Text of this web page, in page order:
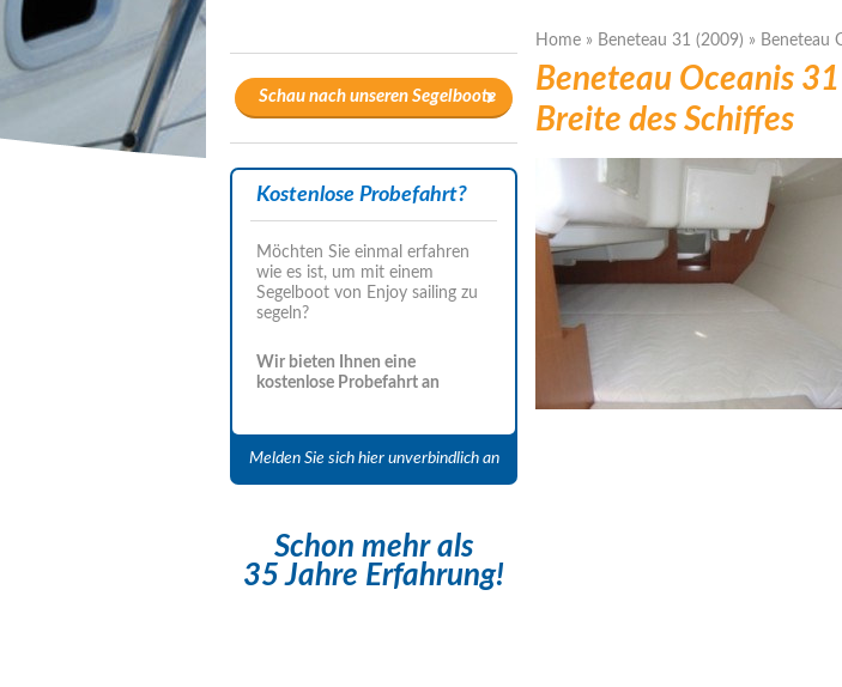
Home » Beneteau 31 (2009) » Beneteau
Beneteau Oceanis
Breite des Schiffes
Schau nach unseren Segelboote
Kostenlose Probefahrt?
Möchten Sie einmal erfahren
wie es ist, um mit einem
Segelboot von Enjoy sailing zu
segeln?
Wir bieten Ihnen eine
kostenlose Probefahrt an
Melden Sie sich hier unverbindlich an
Schon mehr als
35 Jahre Erfahrung!